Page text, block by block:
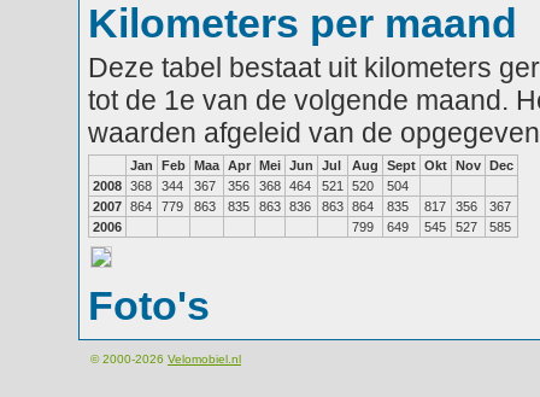
Kilometers per maand
Deze tabel bestaat uit kilometers
tot de 1e van de volgende maand.
waarden afgeleid van de
Jan Feb Maa Apr Mei Jun Jul Aug Sept Okt Nov Dec
2008 368 344 367 356 368 464 521 520
504
2007 864 779 863 835 863 836 863 864 835 817 356
367
2006
799 649 545 527 585
Foto's
© 2000-2026 Velomobiel.nl